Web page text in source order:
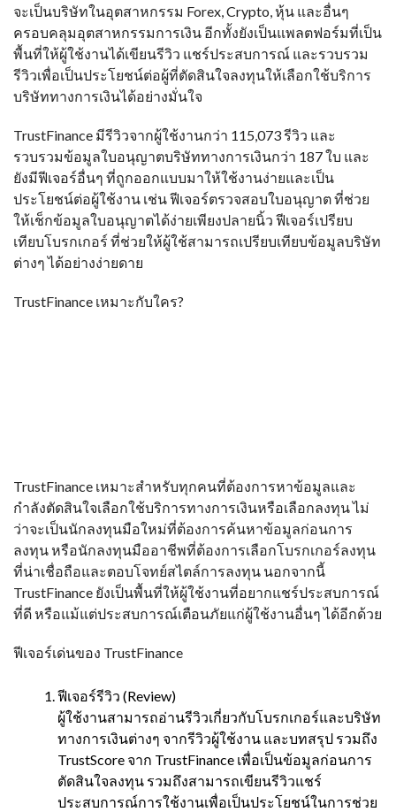
จะเป็นบริษัทในอุตสาหกรรม Forex, Crypto, หุ้น และอื่นๆ
ครอบคลุมอุตสาหกรรมการเงิน อีกทั้งยังเป็นแพลตฟอร์มที่เป็น
พื้นที่ให้ผู้ใช้งานได้เขียนรีวิว แชร์ประสบการณ์ และรวบรวม
รีวิวเพื่อเป็นประโยชน์ต่อผู้ที่ตัดสินใจลงทุนให้เลือกใช้บริการ
บริษัททางการเงินได้อย่างมั่นใจ
TrustFinance มีรีวิวจากผู้ใช้งานกว่า 115,073 รีวิว และ
รวบรวมข้อมูลใบอนุญาตบริษัททางการเงินกว่า 187 ใบ และ
ยังมีฟีเจอร์อื่นๆ ที่ถูกออกแบบมาให้ใช้งานง่ายและเป็น
ประโยชน์ต่อผู้ใช้งาน เช่น ฟีเจอร์ตรวจสอบใบอนุญาต ที่ช่วย
ให้เช็กข้อมูลใบอนุญาตได้ง่ายเพียงปลายนิ้ว ฟีเจอร์เปรียบ
เทียบโบรกเกอร์ ที่ช่วยให้ผู้ใช้สามารถเปรียบเทียบข้อมูลบริษัท
ต่างๆ ได้อย่างง่ายดาย
TrustFinance เหมาะกับใคร?
TrustFinance เหมาะสำหรับทุกคนที่ต้องการหาข้อมูลและ
กำลังตัดสินใจเลือกใช้บริการทางการเงินหรือเลือกลงทุน ไม่
ว่าจะเป็นนักลงทุนมือใหม่ที่ต้องการค้นหาข้อมูลก่อนการ
ลงทุน หรือนักลงทุนมืออาชีพที่ต้องการเลือกโบรกเกอร์ลงทุน
ที่น่าเชื่อถือและตอบโจทย์สไตล์การลงทุน นอกจากนี้
TrustFinance ยังเป็นพื้นที่ให้ผู้ใช้งานที่อยากแชร์ประสบการณ์
ที่ดี หรือแม้แต่ประสบการณ์เตือนภัยแก่ผู้ใช้งานอื่นๆ ได้อีกด้วย
ฟีเจอร์เด่นของ TrustFinance
ฟีเจอร์รีวิว (Review)
ผู้ใช้งานสามารถอ่านรีวิวเกี่ยวกับโบรกเกอร์และบริษัท
ทางการเงินต่างๆ จากรีวิวผู้ใช้งาน และบทสรุป รวมถึง
TrustScore จาก TrustFinance เพื่อเป็นข้อมูลก่อนการ
ตัดสินใจลงทุน รวมถึงสามารถเขียนรีวิวแชร์
ประสบการณ์การใช้งานเพื่อเป็นประโยชน์ในการช่วย